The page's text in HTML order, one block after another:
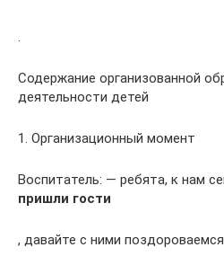
.
Содержание организованной
деятельности детей
1. Организационный момент
Воспитатель: — ребята, к нам
пришли гости
, давайте с ними